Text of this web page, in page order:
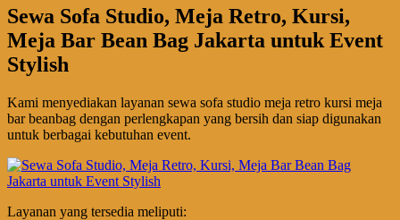
Sewa Sofa Studio, Meja Retro, Kursi,
Meja Bar Bean Bag Jakarta untuk Event
Stylish
Kami menyediakan layanan sewa sofa studio meja retro kursi meja
bar beanbag dengan perlengkapan yang bersih dan siap digunakan
untuk berbagai kebutuhan event.
Layanan yang tersedia meliputi: